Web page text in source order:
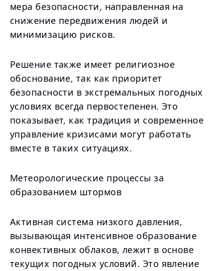
мера безопасности, направленная на
снижение передвижения людей и
минимизацию рисков.
Решение также имеет религиозное
обоснование, так как приоритет
безопасности в экстремальных погодных
условиях всегда первостепенен. Это
показывает, как традиция и современное
управление кризисами могут работать
вместе в таких ситуациях.
Метеорологические процессы за
образованием штормов
Активная система низкого давления,
вызывающая интенсивное образование
конвективных облаков, лежит в основе
текущих погодных условий. Это явление